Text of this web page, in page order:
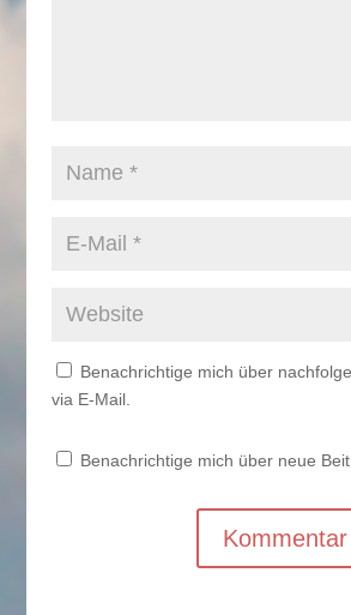
Benachrichtige mich über
via E-Mail.
Benachrichtige mich über neue